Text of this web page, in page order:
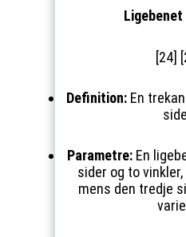
[24]
Definition:En
Parametre: En
sider og to
mens den tredje